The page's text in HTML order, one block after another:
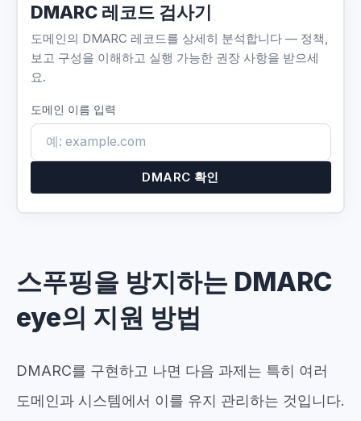
DMARC 레코드 검사기
도메인의 DMARC 레코드를 상세히 분석합니다 — 정책,
보고 구성을 이해하고 실행 가능한 권장 사항을 받으세
요.
도메인 이름 입력
DMARC 확인
스푸핑을 방지하는 DMARC
eye의 지원 방법
DMARC를 구현하고 나면 다음 과제는 특히 여러
도메인과 시스템에서 이를 유지 관리하는 것입니다.